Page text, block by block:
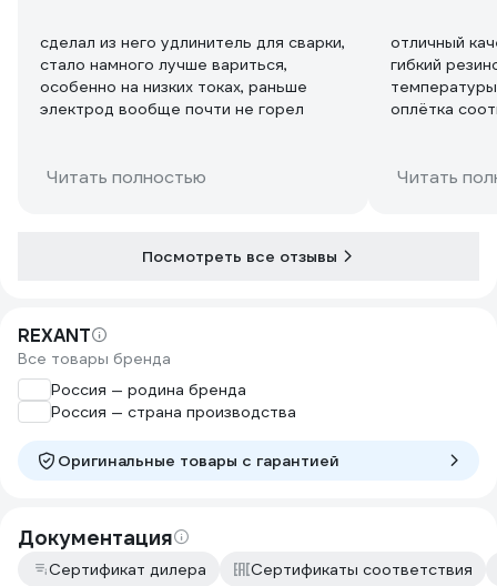
сделал из него удлинитель для сварки,
стало намного лучше вариться,
особенно на низких токах, раньше
электрод вообще почти не горел
Читать полностью
отличный
гибкий
оплётка
Читать
Посмотреть все отзывы
REXANT
Все товары бренда
Россия — родина бренда
Россия — страна производства
Оригинальные товары c гарантией
Документация
Сертификат дилера Сертификаты соответствия